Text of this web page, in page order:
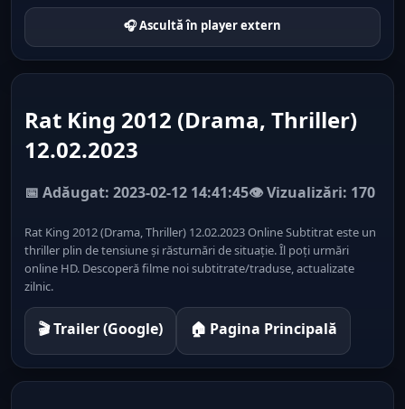
🎧 Ascultă în player extern
Rat King 2012 (Drama, Thriller)
12.02.2023
📅 Adăugat: 2023-02-12 14:41:45👁️ Vizualizări: 170
Rat King 2012 (Drama, Thriller) 12.02.2023 Online Subtitrat este un
thriller plin de tensiune și răsturnări de situație. Îl poți urmări
online HD. Descoperă filme noi subtitrate/traduse, actualizate
zilnic.
🎬 Trailer (Google) 🏠 Pagina Principală